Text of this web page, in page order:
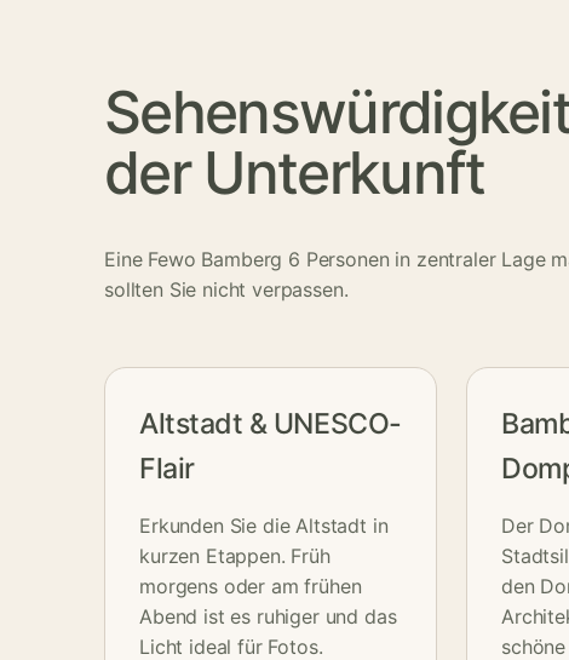
der Unterkunft
Eine Fewo Bamberg 6 Personen in zentraler Lage
sollten Sie nicht verpassen.
Altstadt & UNESCO-
Flair
Erkunden Sie die Altstadt in
kurzen Etappen. Früh
morgens oder am frühen
Abend ist es ruhiger und das
Licht ideal für Fotos.
Der
den